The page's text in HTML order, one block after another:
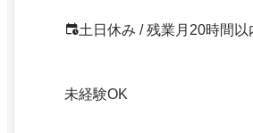
土日休み / 残業月20時間以
未経験OK